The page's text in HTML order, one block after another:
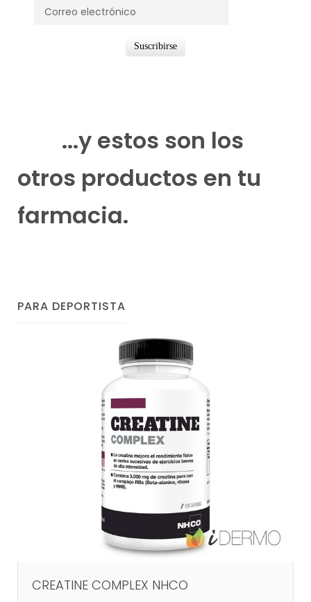
...y estos son los
otros productos en tu
farmacia.
PARA DEPORTISTA
CREATINE COMPLEX NHCO